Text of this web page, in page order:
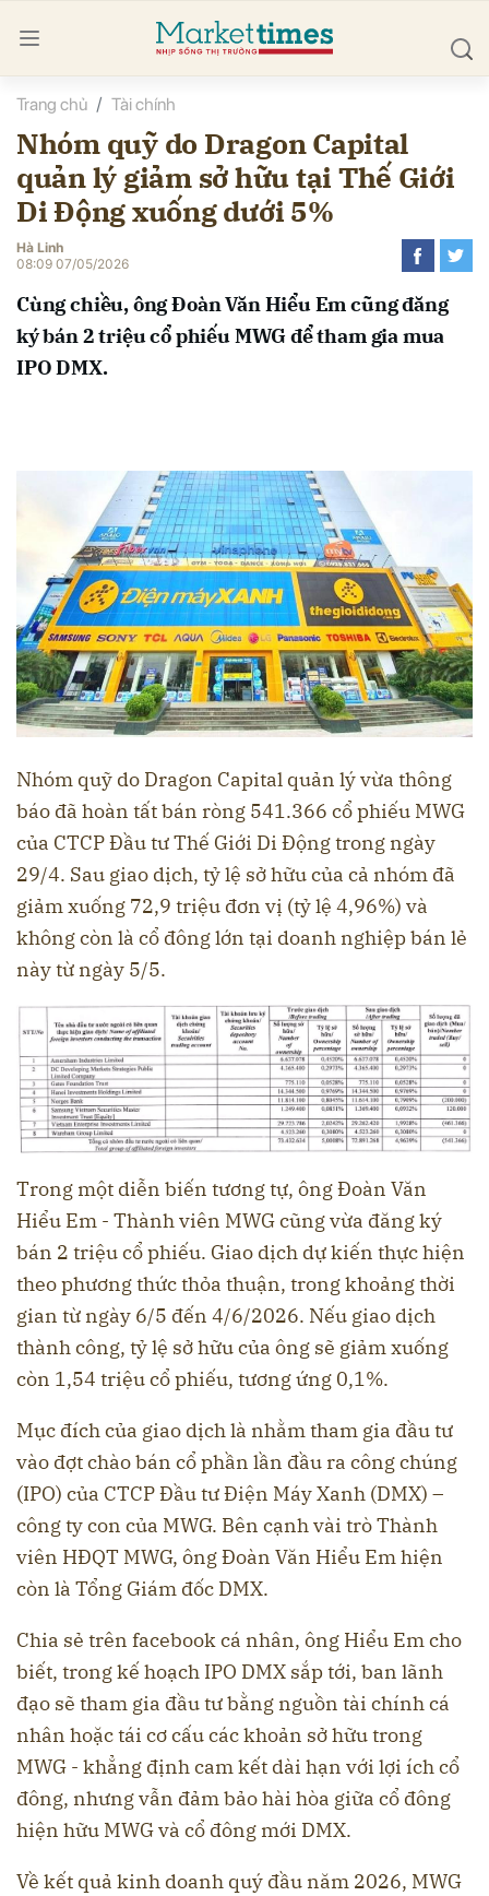
Trang chủ Tài chính
Nhóm quỹ do Dragon Capital
quản lý giảm sở hữu tại Thế Giới
Di Động xuống dưới 5%
Hà Linh
08:09 07/05/2026
Cùng chiều, ông Đoàn Văn Hiểu Em cũng đăng
ký bán 2 triệu cổ phiếu MWG để tham gia mua
IPO DMX.
Nhóm quỹ do Dragon Capital quản lý vừa thông
báo đã hoàn tất bán ròng 541.366 cổ phiếu MWG
của CTCP Đầu tư Thế Giới Di Động trong ngày
29/4. Sau giao dịch, tỷ lệ sở hữu của cả nhóm đã
giảm xuống 72,9 triệu đơn vị (tỷ lệ 4,96%) và
không còn là cổ đông lớn tại doanh nghiệp bán lẻ
này từ ngày 5/5.
Trong một diễn biến tương tự, ông Đoàn Văn
Hiểu Em - Thành viên MWG cũng vừa đăng ký
bán 2 triệu cổ phiếu. Giao dịch dự kiến thực hiện
theo phương thức thỏa thuận, trong khoảng thời
gian từ ngày 6/5 đến 4/6/2026. Nếu giao dịch
thành công, tỷ lệ sở hữu của ông sẽ giảm xuống
còn 1,54 triệu cổ phiếu, tương ứng 0,1%.
Mục đích của giao dịch là nhằm tham gia đầu tư
vào đợt chào bán cổ phần lần đầu ra công chúng
(IPO) của CTCP Đầu tư Điện Máy Xanh (DMX) –
công ty con của MWG. Bên cạnh vài trò Thành
viên HĐQT MWG, ông Đoàn Văn Hiểu Em hiện
còn là Tổng Giám đốc DMX.
Chia sẻ trên facebook cá nhân, ông Hiểu Em cho
biết, trong kế hoạch IPO DMX sắp tới, ban lãnh
đạo sẽ tham gia đầu tư bằng nguồn tài chính cá
nhân hoặc tái cơ cấu các khoản sở hữu trong
MWG - khẳng định cam kết dài hạn với lợi ích cổ
đông, nhưng vẫn đảm bảo hài hòa giữa cổ đông
hiện hữu MWG và cổ đông mới DMX.
Về kết quả kinh doanh quý đầu năm 2026, MWG
luận